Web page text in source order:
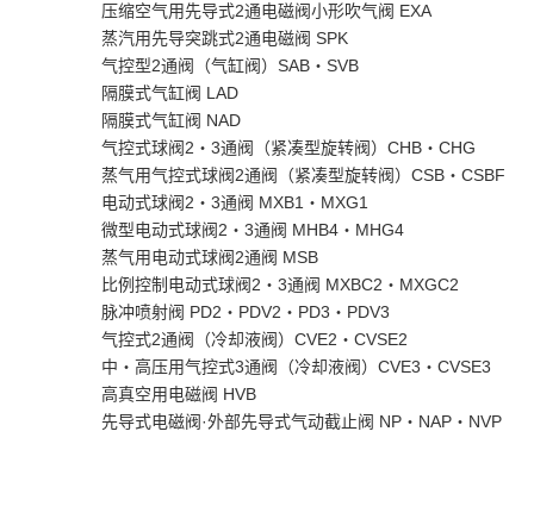
压缩空气用先导式2通电磁阀小形吹气阀 EXA
蒸汽用先导突跳式2通电磁阀 SPK
气控型2通阀（气缸阀）SAB・SVB
隔膜式气缸阀 LAD
隔膜式气缸阀 NAD
气控式球阀2・3通阀（紧凑型旋转阀）CHB・CHG
蒸气用气控式球阀2通阀（紧凑型旋转阀）CSB・CSBF
电动式球阀2・3通阀 MXB1・MXG1
微型电动式球阀2・3通阀 MHB4・MHG4
蒸气用电动式球阀2通阀 MSB
比例控制电动式球阀2・3通阀 MXBC2・MXGC2
脉冲喷射阀 PD2・PDV2・PD3・PDV3
气控式2通阀（冷却液阀）CVE2・CVSE2
中・高压用气控式3通阀（冷却液阀）CVE3・CVSE3
高真空用电磁阀 HVB
先导式电磁阀·外部先导式气动截止阀 NP・NAP・NVP